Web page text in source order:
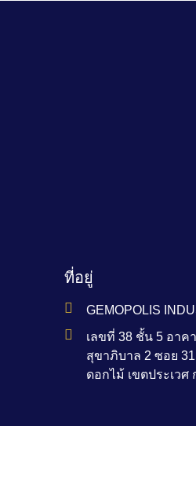
ที่อยู่
GEMOPOLIS
เลขที่ 38 ชั้น 5 อาค
สุขาภิบาล 2 ซอย
ดอกไม้ เขตประเว